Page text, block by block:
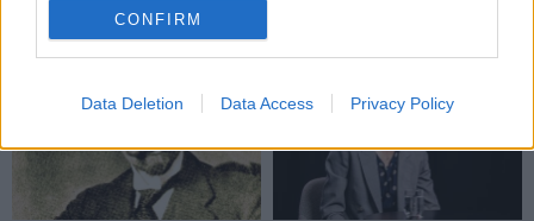
CONFIRM
Data Deletion Data Access Privacy Policy
TAIP PAT SKAITYKITE